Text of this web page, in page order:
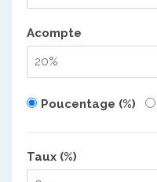
Acompte
Poucentage (%)
Taux (%)